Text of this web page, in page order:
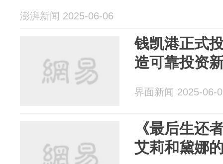
澎湃新闻 2025-06-06
钱凯港正式
造可靠投资
界面新闻 2025-06-
《最后生还
艾莉和黛娜